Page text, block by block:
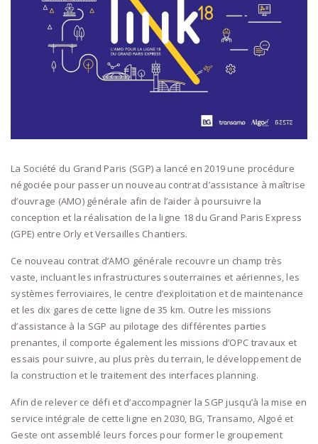
La Société du Grand Paris (SGP) a lancé en 2019 une procédure
négociée pour passer un nouveau contrat d’assistance à maîtrise
d’ouvrage (AMO) générale afin de l’aider à poursuivre la
conception et la réalisation de la ligne 18 du Grand Paris Express
(GPE) entre Orly et Versailles Chantiers.
Ce nouveau contrat d’AMO générale recouvre un champ très
vaste, incluant les infrastructures souterraines et aériennes, les
systèmes ferroviaires, le centre d’exploitation et de maintenance
et les dix gares de cette ligne de 35 km. Outre les missions
d’assistance à la SGP au pilotage des différentes parties
prenantes, il comporte également les missions d’OPC travaux et
essais pour suivre, au plus près du terrain, le développement de
la construction et le traitement des interfaces planning.
Afin de relever ce défi et d’accompagner la SGP jusqu’à la mise en
service intégrale de cette ligne en 2030, BG, Transamo, Algoé et
Geste ont assemblé leurs forces pour former le groupement